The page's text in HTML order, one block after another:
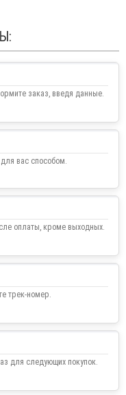
заказ, введя данные.
вас способом.
оплаты, кроме выходных.
трек-номер.